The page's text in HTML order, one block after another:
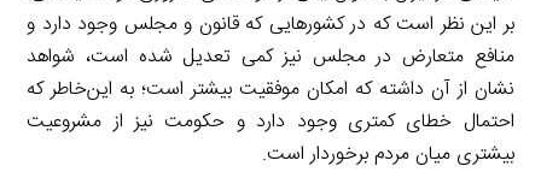
بر این نظر است که در کشورهایی که قانون و مجلس وجود دارد و
منافع متعارض در مجلس نیز کمی تعدیل شده است، شواهد
نشان از آن داشته که امکان موفقیت بیشتر است؛ به‌ این‌خاطر که
احتمال خطای کمتری وجود دارد و حکومت نیز از مشروعیت
بیشتری میان مردم برخوردار است.